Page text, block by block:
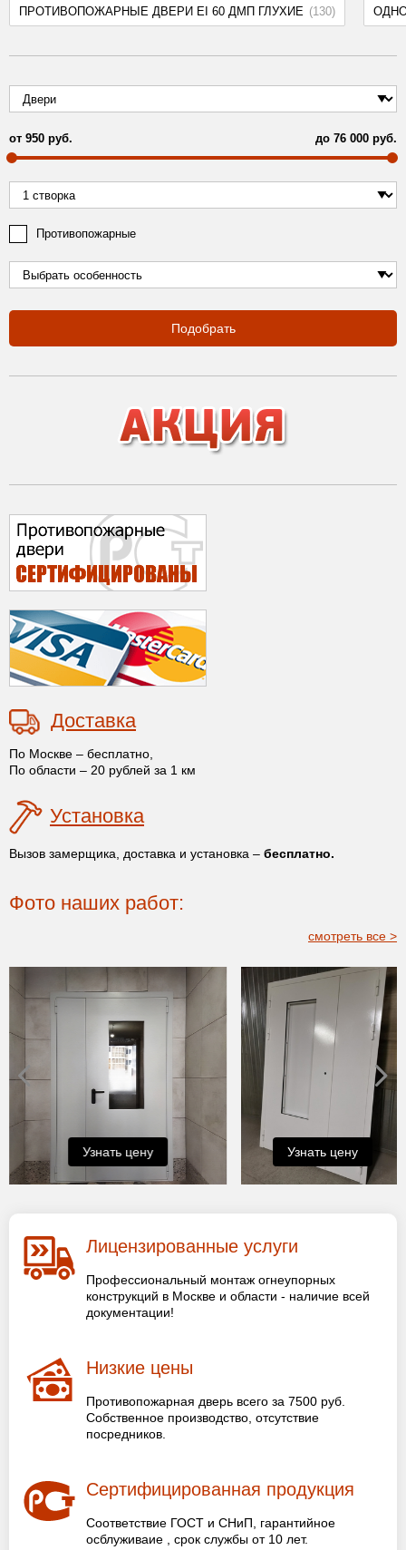
ПРОТИВОПОЖАРНЫЕ ДВЕРИ EI 60 ДМП ГЛУХИЕ (130)
от 950 руб. до 76 000 руб.
Противопожарные
Подобрать
Доставка
По Москве – бесплатно,
По области – 20 рублей за 1 км
Установка
Вызов замерщика, доставка и установка – бесплатно.
Фото наших работ:
смотреть все >
Узнать цену Узнать цену
Лицензированные услуги
Профессиональный монтаж огнеупорных
конструкций в Москве и области - наличие всей
документации!
Низкие цены
Противопожарная дверь всего за 7500 руб.
Собственное производство, отсутствие
посредников.
Сертифицированная продукция
Соответствие ГОСТ и СНиП, гарантийное
осблуживаие , срок службы от 10 лет.